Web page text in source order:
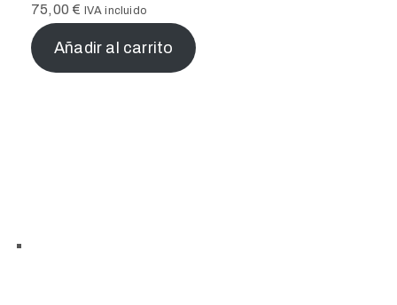
75,00 € IVA incluido
Añadir al carrito